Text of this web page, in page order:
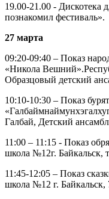
19.00-21.00 - Дискотека
познакомил фестиваль».
27 марта
09:20-09:40 – Показ
«Никола
Образцовый детский
10:10-10:30 – Показ
Галбай, Детский
11:00 – 11:15 - Показ
школа №12г. Байкальск,
11:45-12:05 – Показ
школа №12 г. Байкальск,